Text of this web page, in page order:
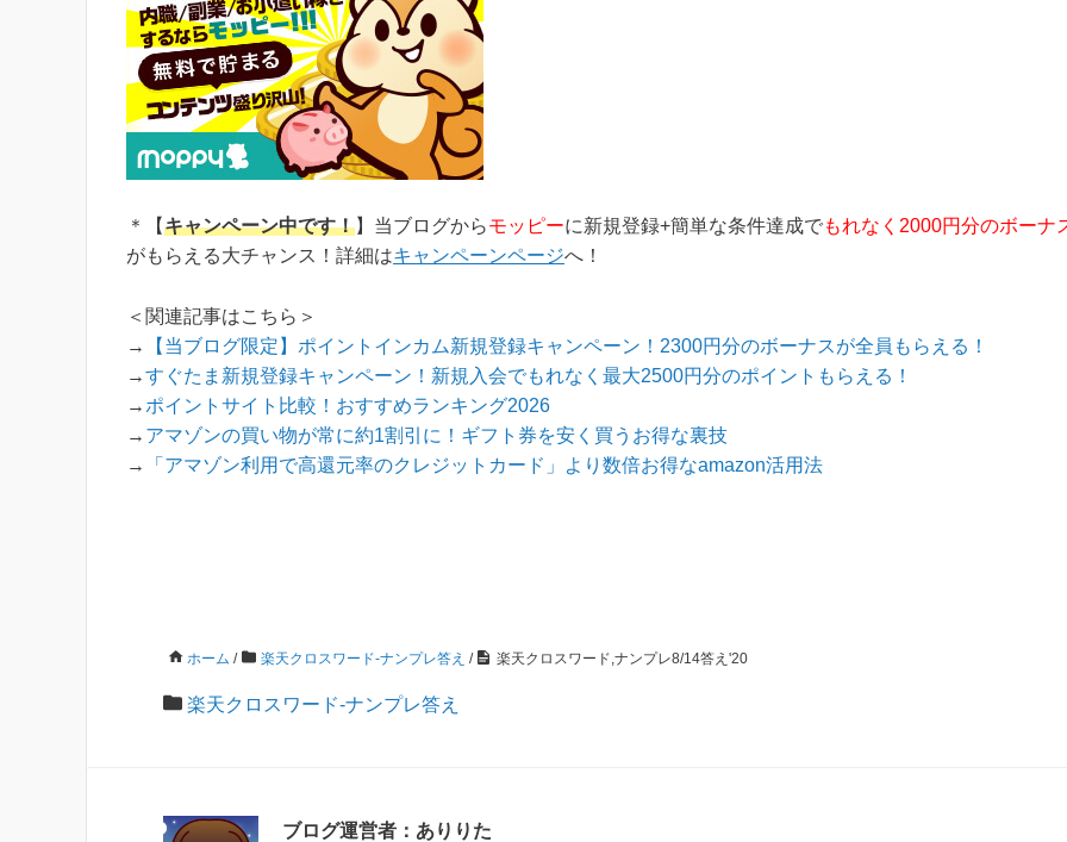
＊【キャンペーン中です！】当ブログからモッピーに新規登録+簡単な条件達成でもれなく2000円分のボーナ
がもらえる大チャンス！詳細はキャンペーンページへ！
＜関連記事はこちら＞
→
【当ブログ限定】ポイントインカム新規登録キャンペーン！2300円分のボーナスが全員もらえる！
→すぐたま新規登録キャンペーン！新規入会でもれなく最大2500円分のポイントもらえる！
→ ポイントサイト比較！おすすめランキング2026
→ アマゾンの買い物が常に約1割引に！ギフト券を安く買うお得な裏技
→
「アマゾン利用で高還元率のクレジットカード」より数倍お得なamazon活用法
ホーム / 楽天クロスワード-ナンプレ答え / 楽天クロスワード,ナンプレ8/14答え'20
楽天クロスワード-ナンプレ答え
ブログ運営者：ありりた